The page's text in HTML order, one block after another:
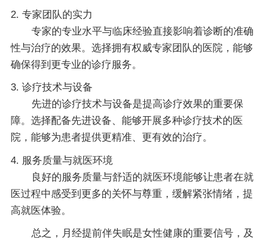
2. 专家团队的实力
专家的专业水平与临床经验直接影响着诊断的准确
性与治疗的效果。选择拥有权威专家团队的医院，能够
确保得到更专业的诊疗服务。
3. 诊疗技术与设备
先进的诊疗技术与设备是提高诊疗效果的重要保
障。选择配备先进设备、能够开展多种诊疗技术的医
院，能够为患者提供更精准、更有效的治疗。
4. 服务质量与就医环境
良好的服务质量与舒适的就医环境能够让患者在就
医过程中感受到更多的关怀与尊重，缓解紧张情绪，提
高就医体验。
总之，月经提前伴失眠是女性健康的重要信号，及